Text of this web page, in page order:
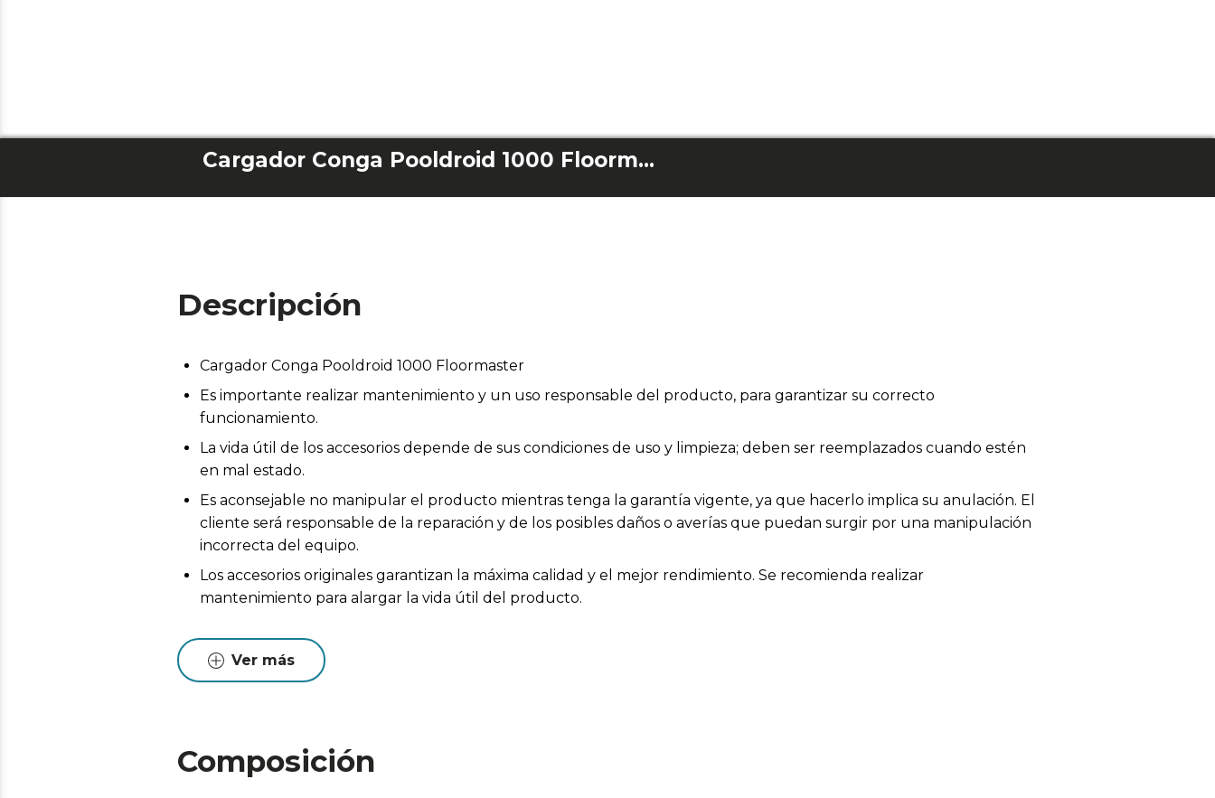
Cargador Conga Pooldroid 1000 Floormaster
Descripción
Cargador Conga Pooldroid 1000 Floormaster
Es importante realizar mantenimiento y un uso responsable del producto, para garantizar su correcto
funcionamiento.
La vida útil de los accesorios depende de sus condiciones de uso y limpieza; deben ser reemplazados cuando estén
en mal estado.
Es aconsejable no manipular el producto mientras tenga la garantía vigente, ya que hacerlo implica su anulación. El
cliente será responsable de la reparación y de los posibles daños o averías que puedan surgir por una manipulación
incorrecta del equipo.
Los accesorios originales garantizan la máxima calidad y el mejor rendimiento. Se recomienda realizar
mantenimiento para alargar la vida útil del producto.
Ver más
Composición